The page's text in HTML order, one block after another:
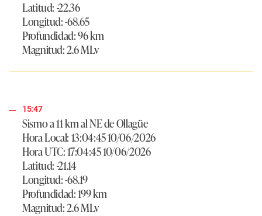
Latitud: -22.36
Longitud: -68.65
Profundidad: 96 km
Magnitud: 2.6 MLv
15:47
Sismo a 11 km al NE de Ollagüe
Hora Local: 13:04:45 10/06/2026
Hora UTC: 17:04:45 10/06/2026
Latitud: -21.14
Longitud: -68.19
Profundidad: 199 km
Magnitud: 2.6 MLv